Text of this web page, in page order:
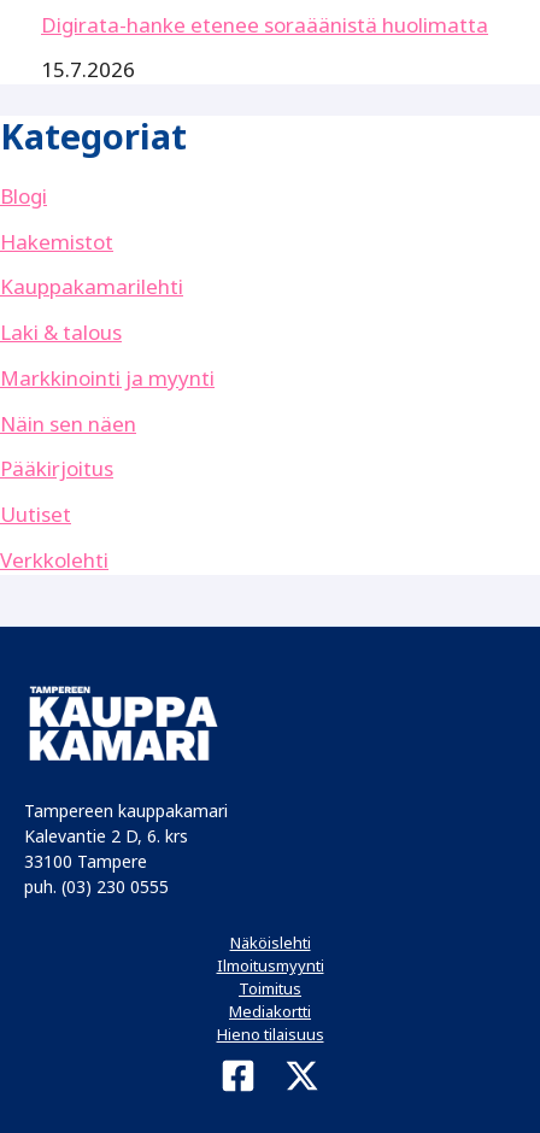
Digirata-hanke etenee soraäänistä huolimatta
15.7.2026
Kategoriat
Blogi
Hakemistot
Kauppakamarilehti
Laki & talous
Markkinointi ja myynti
Näin sen näen
Pääkirjoitus
Uutiset
Verkkolehti
Tampereen kauppakamari
Kalevantie 2 D, 6. krs
33100 Tampere
puh. (03) 230 0555
Näköislehti
Ilmoitusmyynti
Toimitus
Mediakortti
Hieno tilaisuus